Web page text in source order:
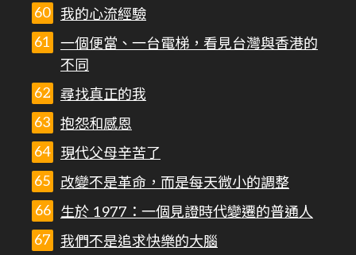
我的心流經驗
一個便當、一台電梯，看見台灣與香港的
不同
尋找真正的我
抱怨和感恩
現代父母辛苦了
改變不是革命，而是每天微小的調整
生於 1977：一個見證時代變遷的普通人
我們不是追求快樂的大腦